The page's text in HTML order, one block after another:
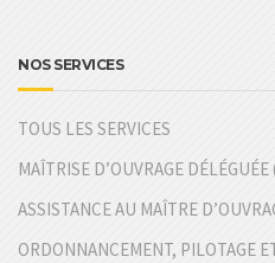
NOS SERVICES
TOUS LES SERVICES
MAÎTRISE D’OUVRAGE DÉLÉGUÉE
ASSISTANCE AU MAÎTRE
ORDONNANCEMENT, PILOTAGE